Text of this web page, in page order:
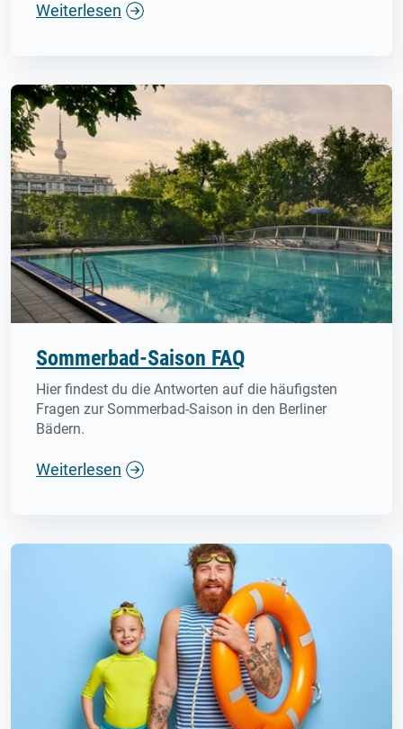
Weiterlesen
Sommerbad-Saison FAQ
Hier findest du die Antworten auf die häufigsten
Fragen zur Sommerbad-Saison in den Berliner
Bädern.
Weiterlesen